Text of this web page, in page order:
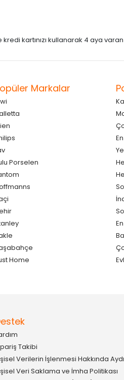
kartınızı kullanarak 4 aya
Markalar
Porselen
Home
Takibi
Verilerin İşlenmesi Hakkında
Veri Saklama ve İmha Politikası